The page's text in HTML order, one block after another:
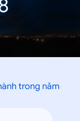
trong năm